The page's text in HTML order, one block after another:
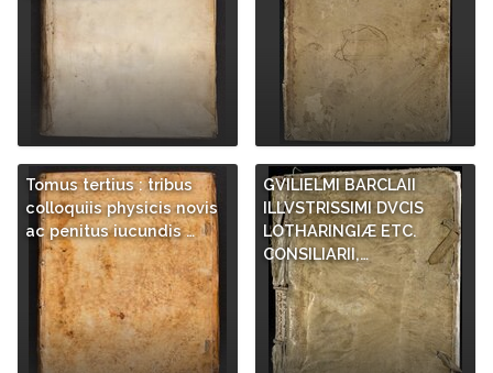
Tomus tertius : tribus
colloquiis physicis novis
ac penitus iucundis …
GVILIELMI BARCLAII
ILLVSTRISSIMI DVCIS
LOTHARINGIÆ ETC.
CONSILIARII,…